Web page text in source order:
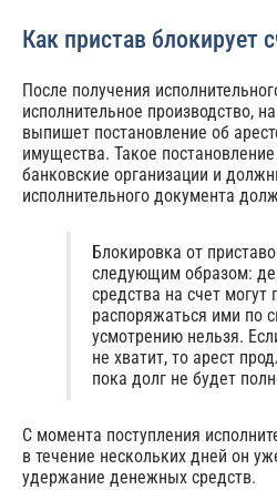
Как пристав блокирует
После получения
исполнительное производство,
выпишет постановление об
имущества. Такое
банковские организации и
исполнительного документа
Блокировка от
следующим образом:
средства на счет могут
распоряжаться ими по
усмотрению нельзя.
не хватит, то арест
пока долг не будет
С момента поступления
в течение нескольких дней он
удержание денежных средств.